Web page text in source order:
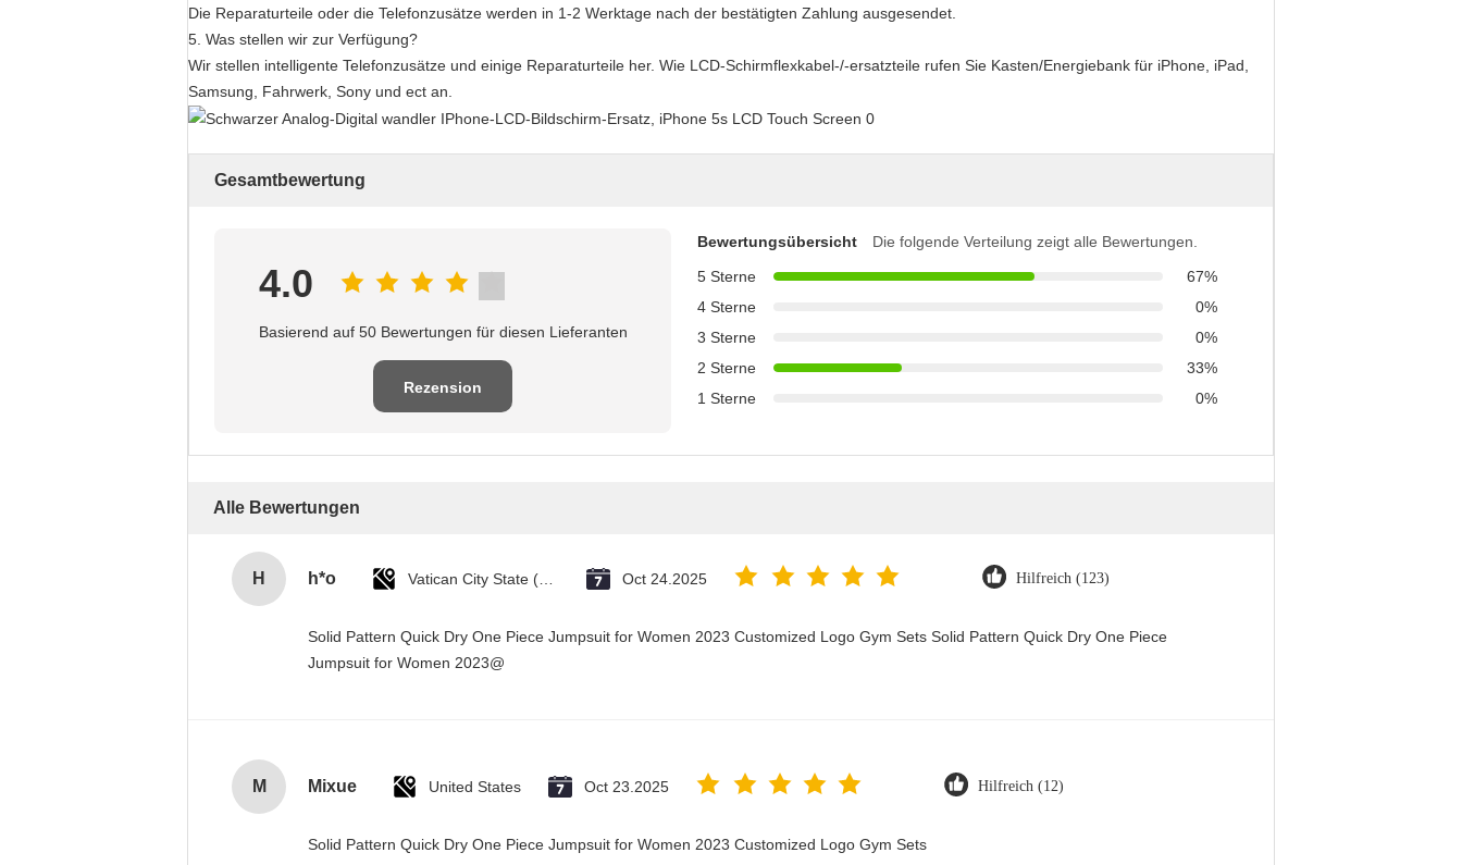
Die Reparaturteile oder die Telefonzusätze werden in 1-2 Werktage nach der bestätigten Zahlung ausgesendet.
5. Was stellen wir zur Verfügung?
Wir stellen intelligente Telefonzusätze und einige Reparaturteile her. Wie LCD-Schirmflexkabel-/-ersatzteile rufen Sie Kasten/Energiebank für iPhone, iPad,
Samsung, Fahrwerk, Sony und ect an.
Gesamtbewertung
4.0
Basierend auf 50 Bewertungen für diesen Lieferanten
Rezension
Bewertungsübersicht
Die folgende Verteilung zeigt alle Bewertungen.
5 Sterne
67%
4 Sterne
0%
3 Sterne
0%
2 Sterne
33%
1 Sterne
0%
Alle Bewertungen
H h*o Vatican City State (Holy See) Oct 24.2025 Hilfreich (123)
Solid Pattern Quick Dry One Piece Jumpsuit for Women 2023 Customized Logo Gym Sets Solid Pattern Quick Dry One Piece
Jumpsuit for Women 2023@
M Mixue United States Oct 23.2025 Hilfreich (12)
Solid Pattern Quick Dry One Piece Jumpsuit for Women 2023 Customized Logo Gym Sets